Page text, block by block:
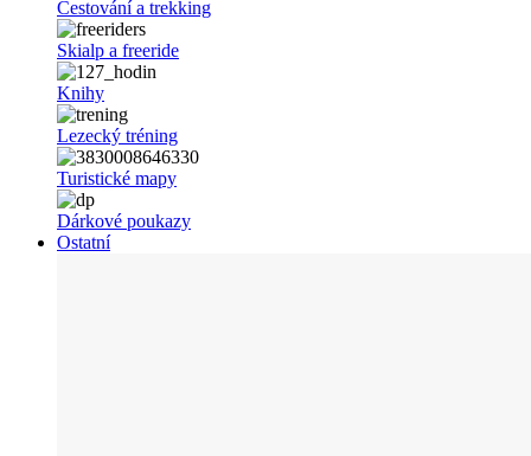
Cestování a trekking
Skialp a freeride
Knihy
Lezecký tréning
Turistické mapy
Dárkové poukazy
Ostatní